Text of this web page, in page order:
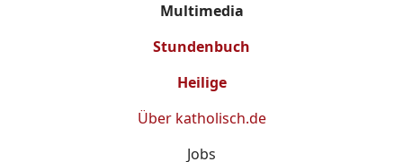
Multimedia
Stundenbuch
Heilige
Über katholisch.de
Jobs